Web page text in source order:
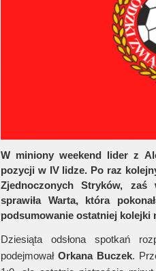
W miniony weekend lider z
pozycji w IV lidze. Po raz
Zjednoczonych Stryków, zaś
sprawiła Warta, która
podsumowanie ostatniej kolejki
Dziesiąta odsłona spotkań
podejmował Orkana Buczek.